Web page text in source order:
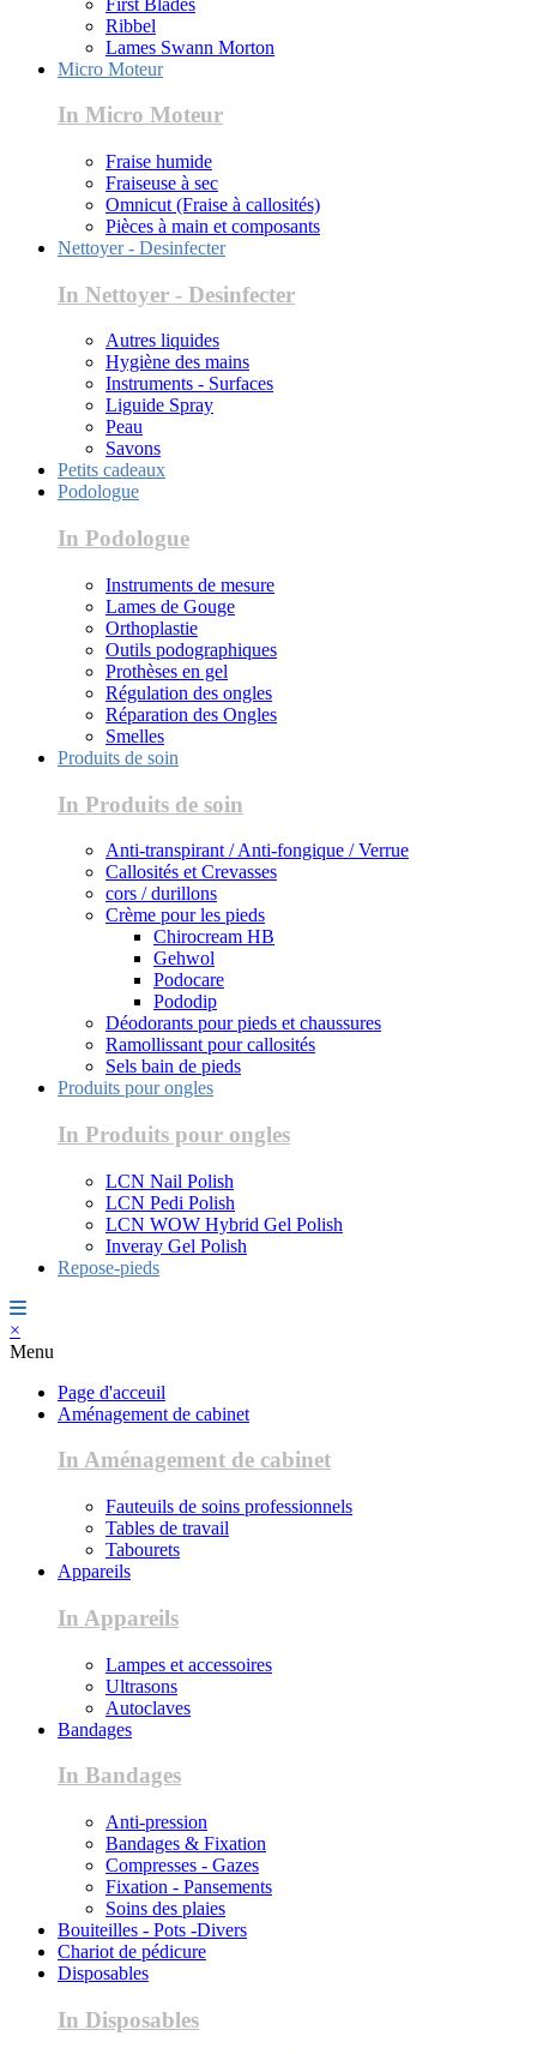
Ribbel
Lames Swann Morton
Micro Moteur
In Micro Moteur
Fraise humide
Fraiseuse à sec
Omnicut (Fraise à callosités)
Pièces à main et composants
Nettoyer - Desinfecter
In Nettoyer - Desinfecter
Autres liquides
Hygiène des mains
Instruments - Surfaces
Liguide Spray
Peau
Savons
Petits cadeaux
Podologue
In Podologue
Instruments de mesure
Lames de Gouge
Orthoplastie
Outils podographiques
Prothèses en gel
Régulation des ongles
Réparation des Ongles
Smelles
Produits de soin
In Produits de soin
Anti-transpirant / Anti-fongique / Verrue
Callosités et Crevasses
cors / durillons
Crème pour les pieds
Chirocream HB
Gehwol
Podocare
Pododip
Déodorants pour pieds et chaussures
Ramollissant pour callosités
Sels bain de pieds
Produits pour ongles
In Produits pour ongles
LCN Nail Polish
LCN Pedi Polish
LCN WOW Hybrid Gel Polish
Inveray Gel Polish
Repose-pieds
×
Menu
Page d'acceuil
Aménagement de cabinet
In Aménagement de cabinet
Fauteuils de soins professionnels
Tables de travail
Tabourets
Appareils
In Appareils
Lampes et accessoires
Ultrasons
Autoclaves
Bandages
In Bandages
Anti-pression
Bandages & Fixation
Compresses - Gazes
Fixation - Pansements
Soins des plaies
Bouiteilles - Pots -Divers
Chariot de pédicure
Disposables
In Disposables